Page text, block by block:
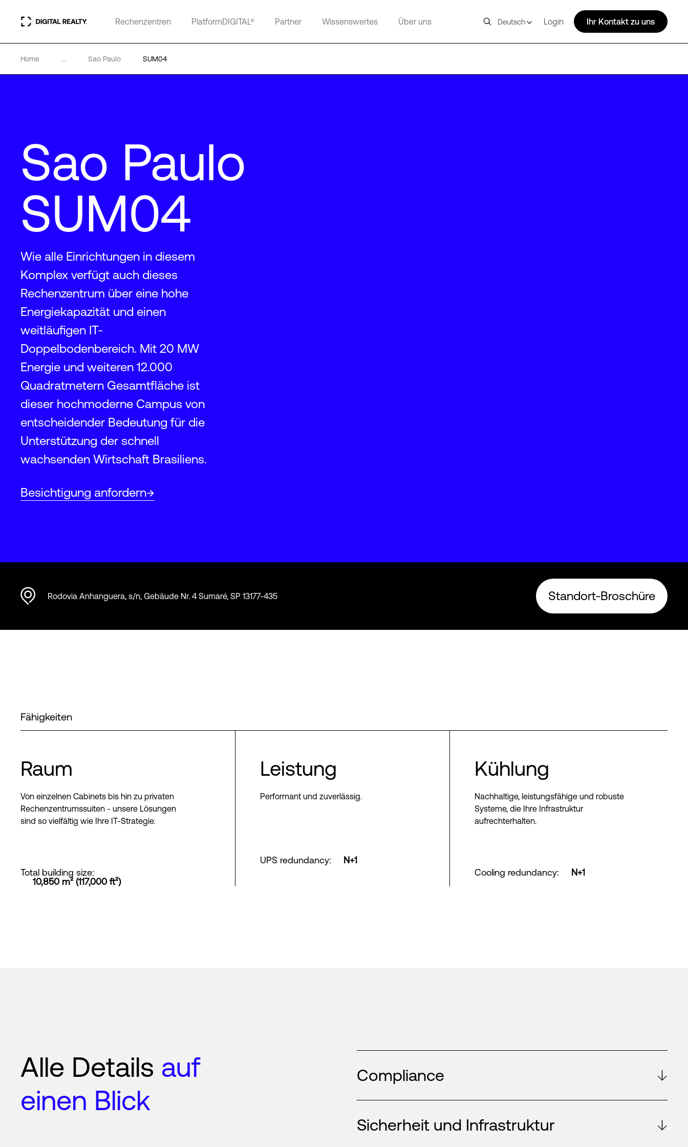
Rechenzentren PlatformDIGITAL® Partner Wissenswertes Über uns Deutsch Login Ihr Kontakt zu uns
Home ... Sao Paulo SUM04
Sao Paulo
SUM04
Wie alle Einrichtungen in diesem
Komplex verfügt auch dieses
Rechenzentrum über eine hohe
Energiekapazität und einen
weitläufigen IT-
Doppelbodenbereich. Mit 20 MW
Energie und weiteren 12.000
Quadratmetern Gesamtfläche ist
dieser hochmoderne Campus von
entscheidender Bedeutung für die
Unterstützung der schnell
wachsenden Wirtschaft Brasiliens.
Besichtigung anfordern
SUM04
Rodovia Anhanguera, s/n, Gebäude Nr. 4 Sumaré, SP 13177-435 Standort-Broschüre
Fähigkeiten
Raum
Von einzelnen Cabinets bis hin zu privaten
Rechenzentrumssuiten - unsere Lösungen
sind so vielfältig wie Ihre IT-Strategie.
Total building size:
10,850 m² (117,000 ft²)
Leistung
Performant und zuverlässig.
UPS redundancy: N+1
Kühlung
Nachhaltige, leistungsfähige und robuste
Systeme, die Ihre Infrastruktur
aufrechterhalten.
Cooling redundancy: N+1
Alle Details auf
einen Blick
Compliance
Sicherheit und Infrastruktur